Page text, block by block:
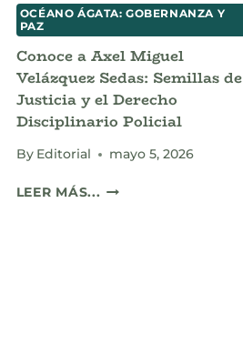
OCÉANO ÁGATA: GOBERNANZA Y
PAZ
Conoce a Axel Miguel
Velázquez Sedas: Semillas de
Justicia y el Derecho
Disciplinario Policial
By Editorial mayo 5, 2026
LEER MÁS... CONOCE